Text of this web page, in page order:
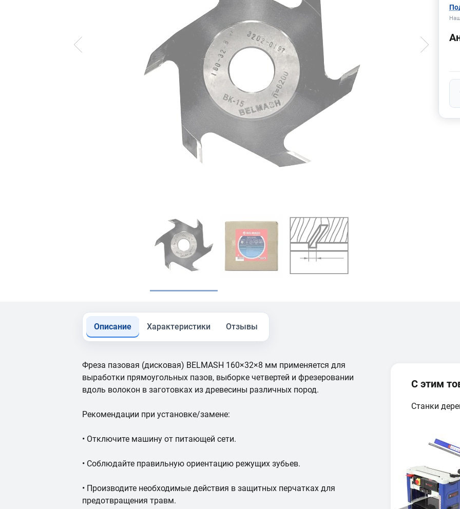
Описание Характеристики Отзывы
Фреза пазовая (дисковая) BELMASH 160×32×8 мм применяется для
выработки прямоугольных пазов, выборке четвертей и фрезеровании
вдоль волокон в заготовках из древесины различных пород.
Рекомендации при установке/замене:
• Отключите машину от питающей сети.
• Соблюдайте правильную ориентацию режущих зубьев.
• Производите необходимые действия в защитных перчатках для
предотвращения травм.
С этим
Станки